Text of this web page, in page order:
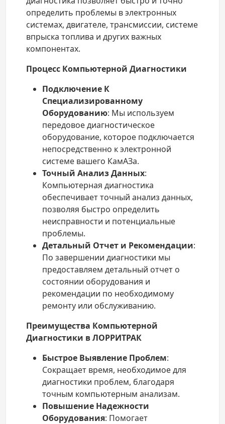
определить проблемы в электронных
системах, двигателе, трансмиссии, системе
впрыска топлива и других важных
компонентах.
Процесс Компьютерной Диагностики
Подключение К
Специализированному
Оборудованию: Мы используем
передовое диагностическое
оборудование, которое подключается
непосредственно к электронной
системе вашего КамАЗа.
Точный Анализ Данных:
Компьютерная диагностика
обеспечивает точный анализ данных,
позволяя быстро определить
неисправности и потенциальные
проблемы.
Детальный Отчет и Рекомендации:
По завершении диагностики мы
предоставляем детальный отчет о
состоянии оборудования и
рекомендации по необходимому
ремонту или обслуживанию.
Преимущества Компьютерной
Диагностики в ЛОРРИТРАК
Быстрое Выявление Проблем:
Сокращает время, необходимое для
диагностики проблем, благодаря
точным компьютерным анализам.
Повышение Надежности
Оборудования: Помогает